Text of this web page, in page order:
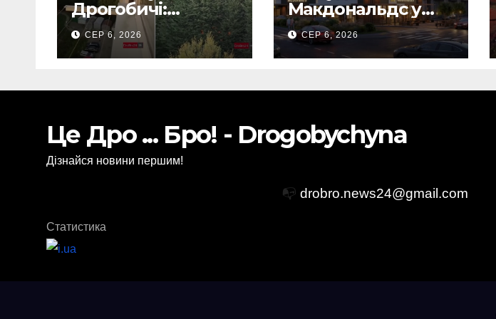
Дрогобичі:
Повідомляють що
горіло 5 гаражів
(Відео)
СЕР 6, 2026
Макдональдс у
Дрогобичі? (Фото)
СЕР 6, 2026
Це Дро ... Бро! - Drogobychyna
Дізнайся новини першим!
📭 drobro.news24@gmail.com
Статистика